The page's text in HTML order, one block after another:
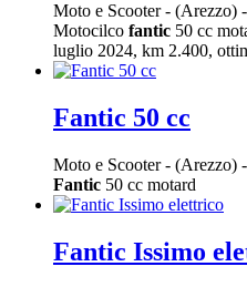
Moto e Scooter- (Arezzo) -
Motocilco fantic 50 cc
luglio 2024, km 2.400,
Fantic 50 cc
Moto e Scooter- (Arezzo) -
Fantic 50 cc motard
Fantic Issimo